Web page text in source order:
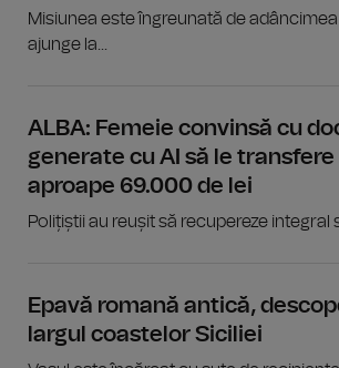
Misiunea este îngreunată de
ajunge la...
ALBA: Femeie convinsă cu
generate cu AI să le
aproape 69.000 de lei
Polițiștii au reușit să recupereze integral
Epavă romană antică,
largul coastelor Siciliei